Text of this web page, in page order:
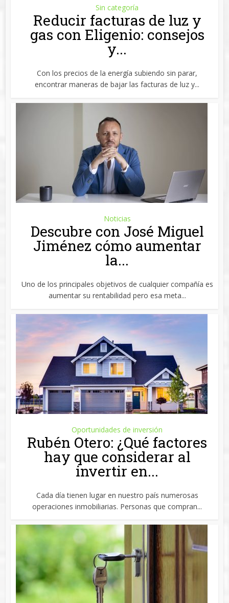
Sin categoría
Reducir facturas de luz y
gas con Eligenio: consejos
y...
Con los precios de la energía subiendo sin parar,
encontrar maneras de bajar las facturas de luz y...
Noticias
Descubre con José Miguel
Jiménez cómo aumentar
la...
Uno de los principales objetivos de cualquier compañía es
aumentar su rentabilidad pero esa meta...
Oportunidades de inversión
Rubén Otero: ¿Qué factores
hay que considerar al
invertir en...
Cada día tienen lugar en nuestro país numerosas
operaciones inmobiliarias. Personas que compran...